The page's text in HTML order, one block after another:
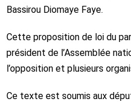
Bassirou Diomaye Faye.
Cette proposition de loi du
président de l’Assemblée
l’opposition et plusieurs
Ce texte est soumis aux